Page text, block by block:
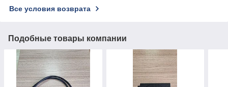
Все условия возврата
Подобные товары компании